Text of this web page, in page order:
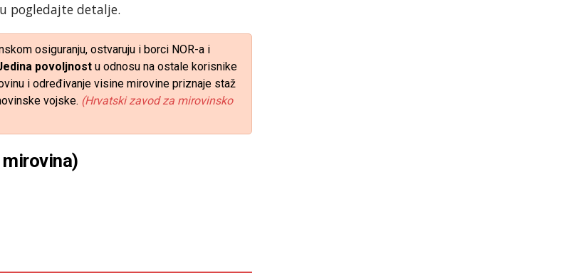
pogledajte detalje.
osiguranju, ostvaruju i borci NOR-a i
povoljnost u odnosu na ostale korisnike
i određivanje visine mirovine priznaje staž
vojske. (Hrvatski zavod za mirovinsko